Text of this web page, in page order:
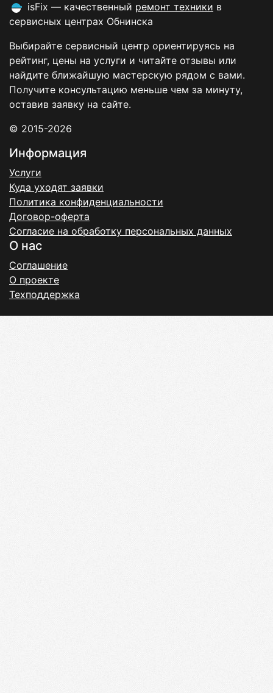
isFix — качественный ремонт техники в
сервисных центрах Обнинска
Выбирайте сервисный центр ориентируясь на
рейтинг, цены на услуги и читайте отзывы или
найдите ближайшую мастерскую рядом с вами.
Получите консультацию меньше чем за минуту,
оставив заявку на сайте.
© 2015-2026
Информация
Услуги
Куда уходят заявки
Политика конфиденциальности
Договор-оферта
Согласие на обработку персональных данных
О нас
Соглашение
О проекте
Техподдержка